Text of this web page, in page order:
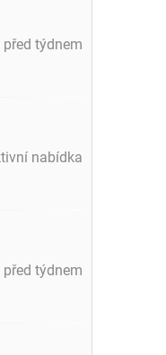
před týdnem
nabídka
před týdnem